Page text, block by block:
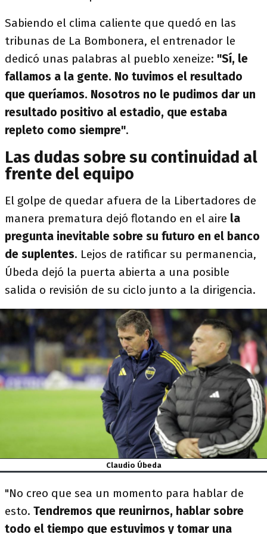
Sabiendo el clima caliente que quedó en las
tribunas de La Bombonera, el entrenador le
dedicó unas palabras al pueblo xeneize: "Sí, le
fallamos a la gente. No tuvimos el resultado
que queríamos. Nosotros no le pudimos dar un
resultado positivo al estadio, que estaba
repleto como siempre".
Las dudas sobre su continuidad al
frente del equipo
El golpe de quedar afuera de la Libertadores de
manera prematura dejó flotando en el aire la
pregunta inevitable sobre su futuro en el banco
de suplentes. Lejos de ratificar su permanencia,
Úbeda dejó la puerta abierta a una posible
salida o revisión de su ciclo junto a la dirigencia.
Claudio Úbeda
"No creo que sea un momento para hablar de
esto. Tendremos que reunirnos, hablar sobre
todo el tiempo que estuvimos y tomar una